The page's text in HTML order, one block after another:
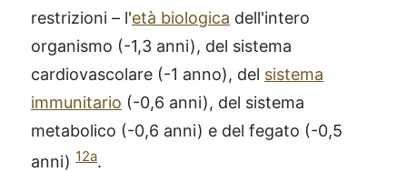
restrizioni – l'età biologica dell'intero
organismo (-1,3 anni), del sistema
cardiovascolare (-1 anno), del sistema
immunitario (-0,6 anni), del sistema
metabolico (-0,6 anni) e del fegato (-0,5
anni) 12a.